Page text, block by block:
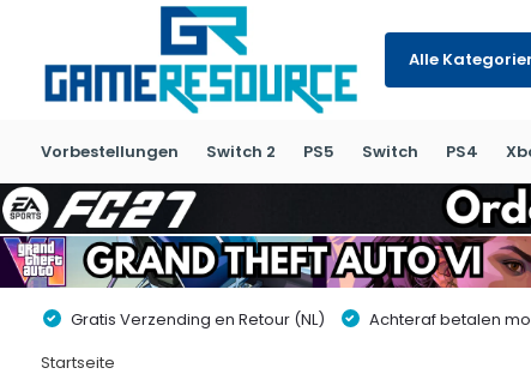
Alle
Vorbestellungen Switch 2 PS5 Switch PS4
Gratis Verzending en Retour (NL) Achteraf betalen
Startseite